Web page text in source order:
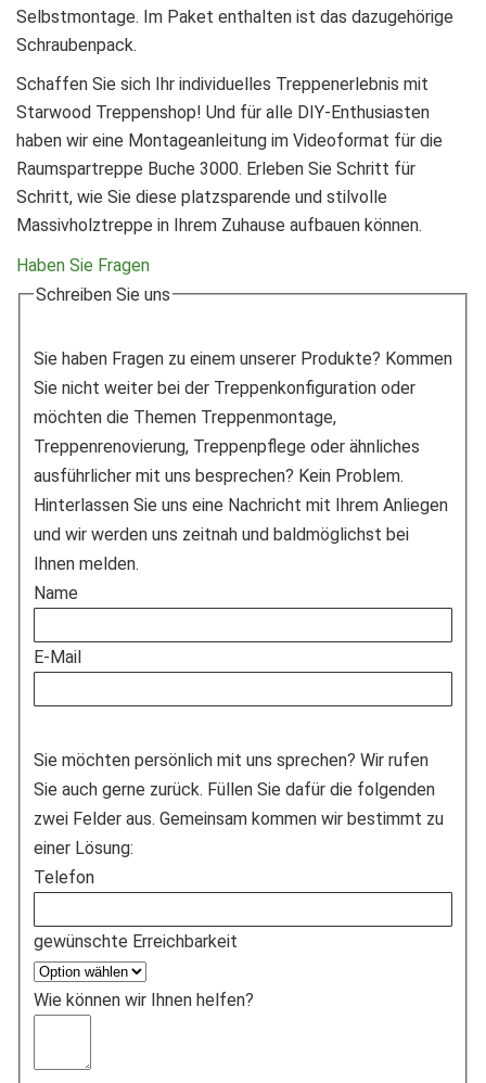
Selbstmontage. Im Paket enthalten ist das dazugehörige
Schraubenpack.
Schaffen Sie sich Ihr individuelles Treppenerlebnis mit
Starwood Treppenshop! Und für alle DIY-Enthusiasten
haben wir eine Montageanleitung im Videoformat für die
Raumspartreppe Buche 3000. Erleben Sie Schritt für
Schritt, wie Sie diese platzsparende und stilvolle
Massivholztreppe in Ihrem Zuhause aufbauen können.
Haben Sie Fragen
Schreiben Sie uns
Sie haben Fragen zu einem unserer Produkte? Kommen
Sie nicht weiter bei der Treppenkonfiguration oder
möchten die Themen Treppenmontage,
Treppenrenovierung, Treppenpflege oder ähnliches
ausführlicher mit uns besprechen? Kein Problem.
Hinterlassen Sie uns eine Nachricht mit Ihrem Anliegen
und wir werden uns zeitnah und baldmöglichst bei
Ihnen melden.
Name
E-Mail
Sie möchten persönlich mit uns sprechen? Wir rufen
Sie auch gerne zurück. Füllen Sie dafür die folgenden
zwei Felder aus. Gemeinsam kommen wir bestimmt zu
einer Lösung:
Telefon
gewünschte Erreichbarkeit
Wie können wir Ihnen helfen?